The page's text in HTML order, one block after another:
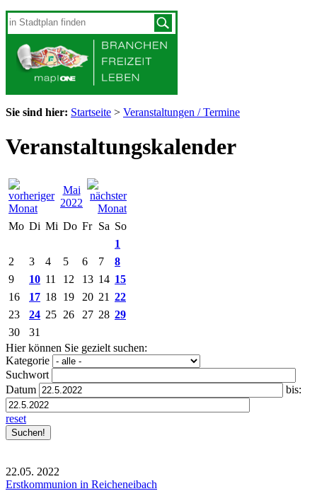
Sie sind hier: Startseite > Veranstaltungen / Termine
Veranstaltungskalender
Mai
2022
Mo Di Mi Do Fr Sa So
1
2
3 4 5 6 7
8
9
10 11 12 13 14 15
16
17 18 19 20 21 22
23
24 25 26 27 28 29
30
31
Hier können Sie gezielt suchen:
Kategorie
Suchwort
Datum
bis:
reset
22.05. 2022
Erstkommunion in Reicheneibach